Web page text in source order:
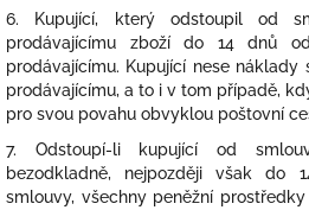
6. Kupující, který odstoupil od
prodávajícímu zboží do 14 dnů
prodávajícímu. Kupující nese náklady
prodávajícímu, a to i v tom případě,
pro svou povahu obvyklou poštovní
7. Odstoupí-li kupující od
bezodkladně, nejpozději však do
smlouvy, všechny peněžní